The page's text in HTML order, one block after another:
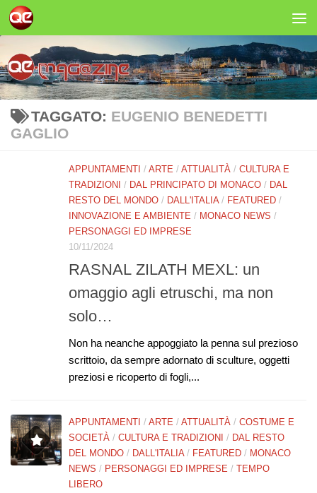
Salta al contenuto
TAGGATO: EUGENIO BENEDETTI
GAGLIO
APPUNTAMENTI / ARTE / ATTUALITÀ / CULTURA E
TRADIZIONI / DAL PRINCIPATO DI MONACO / DAL
RESTO DEL MONDO / DALL'ITALIA/ FEATURED /
INNOVAZIONE E AMBIENTE / MONACO NEWS /
PERSONAGGI ED IMPRESE
10/11/2024
RASNAL ZILATH MEXL: un
omaggio agli etruschi, ma non
solo…
Non ha neanche appoggiato la penna sul prezioso
scrittoio, da sempre adornato di sculture, oggetti
preziosi e ricoperto di fogli,...
APPUNTAMENTI / ARTE / ATTUALITÀ / COSTUME E
SOCIETÀ / CULTURA E TRADIZIONI / DAL RESTO
DEL MONDO / DALL'ITALIA / FEATURED / MONACO
NEWS / PERSONAGGI ED IMPRESE / TEMPO
LIBERO